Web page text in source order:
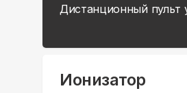
Дистанционный пульт
Ионизатор